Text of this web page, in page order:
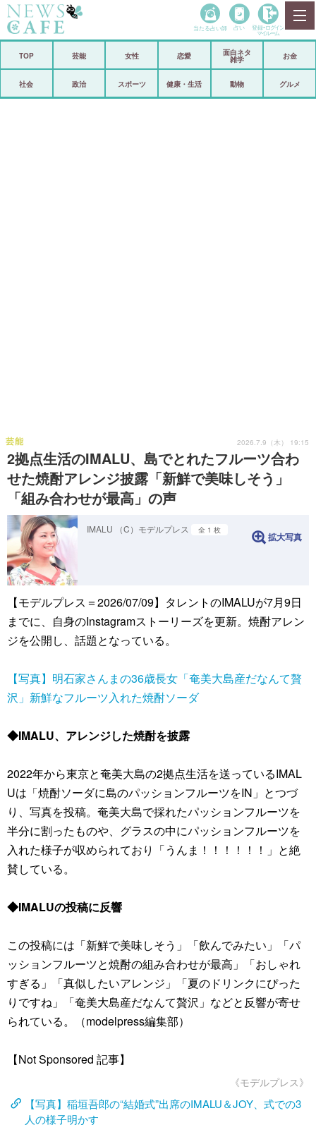
政治
当たる占い師 占い 登録• ログイン
マイルーム
TOP 芸能 女性 恋愛
面白ネタ
雑学
お金
社会 政治 スポーツ 健康・生活 動物 グルメ
2拠点生活のIMALU、島でとれたフルーツ合わ
せた焼酎アレンジ披露「新鮮で美味しそう」
「組み合わせが最高」の声
芸能 2026.7.9（木） 19:15
IMALU （C）モデルプレス 全 1 枚
拡大写真
【モデルプレス＝2026/07/09】タレントのIMALUが7月9日
までに、自身のInstagramストーリーズを更新。焼酎アレン
ジを公開し、話題となっている。
【写真】明石家さんまの36歳長女「奄美大島産だなんて贅
沢」新鮮なフルーツ入れた焼酎ソーダ
◆IMALU、アレンジした焼酎を披露
2022年から東京と奄美大島の2拠点生活を送っているIMAL
Uは「焼酎ソーダに島のパッションフルーツをIN」とつづ
り、写真を投稿。奄美大島で採れたパッションフルーツを
半分に割ったものや、グラスの中にパッションフルーツを
入れた様子が収められており「うんま！！！！！！」と絶
賛している。
◆IMALUの投稿に反響
この投稿には「新鮮で美味しそう」「飲んでみたい」「パ
ッションフルーツと焼酎の組み合わせが最高」「おしゃれ
すぎる」「真似したいアレンジ」「夏のドリンクにぴった
りですね」「奄美大島産だなんて贅沢」などと反響が寄せ
られている。（modelpress編集部）
【Not Sponsored 記事】
《モデルプレス》
【写真】稲垣吾郎の“結婚式”出席のIMALU＆JOY、式での3
人の様子明かす